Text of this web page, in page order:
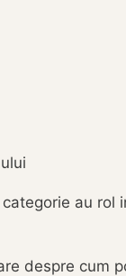
au
despre cum